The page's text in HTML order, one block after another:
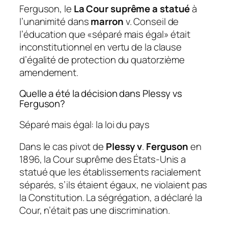
Ferguson, le La Cour suprême a statuéà
l’unanimité dansmarronv. Conseil de
l’éducation que «séparé mais égal» était
inconstitutionnel en vertu de la clause
d’égalité de protection du quatorzième
amendement.
Quelle a été la décision dans Plessy vs
Ferguson?
Séparé mais égal: la loi du pays
Dans le cas pivot de Plessy v. Fergusonen
1896, la Cour suprême des États-Unis a
statué que les établissements racialement
séparés, s’ils étaient égaux, ne violaient pas
la Constitution. La ségrégation, a déclaré la
Cour, n’était pas une discrimination.